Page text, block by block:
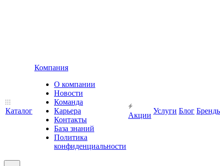
Каталог
Компания
О компании
Новости
Команда
Карьера
Контакты
База знаний
Политика
конфиденциальности
Акции
Услуги Блог